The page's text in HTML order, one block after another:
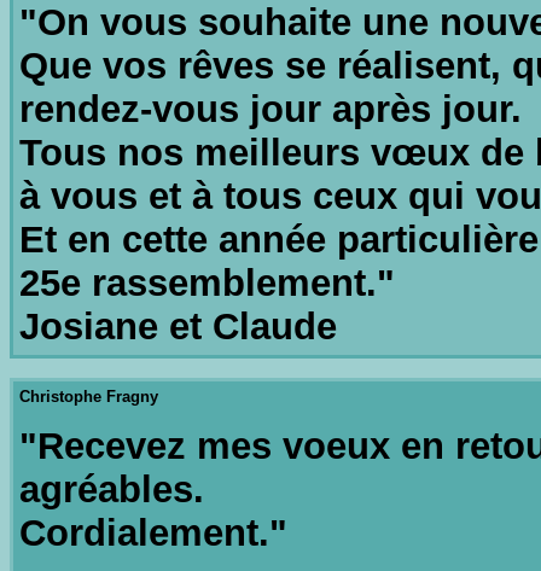
"On vous souhaite une
Que vos rêves se réalisent,
rendez-vous jour après jour.
Tous nos meilleurs vœux de
à vous et à tous ceux qui
Et en cette année
25e rassemblement."
Josiane et Claude
Christophe Fragny
"Recevez mes voeux en
agréables.
Cordialement."